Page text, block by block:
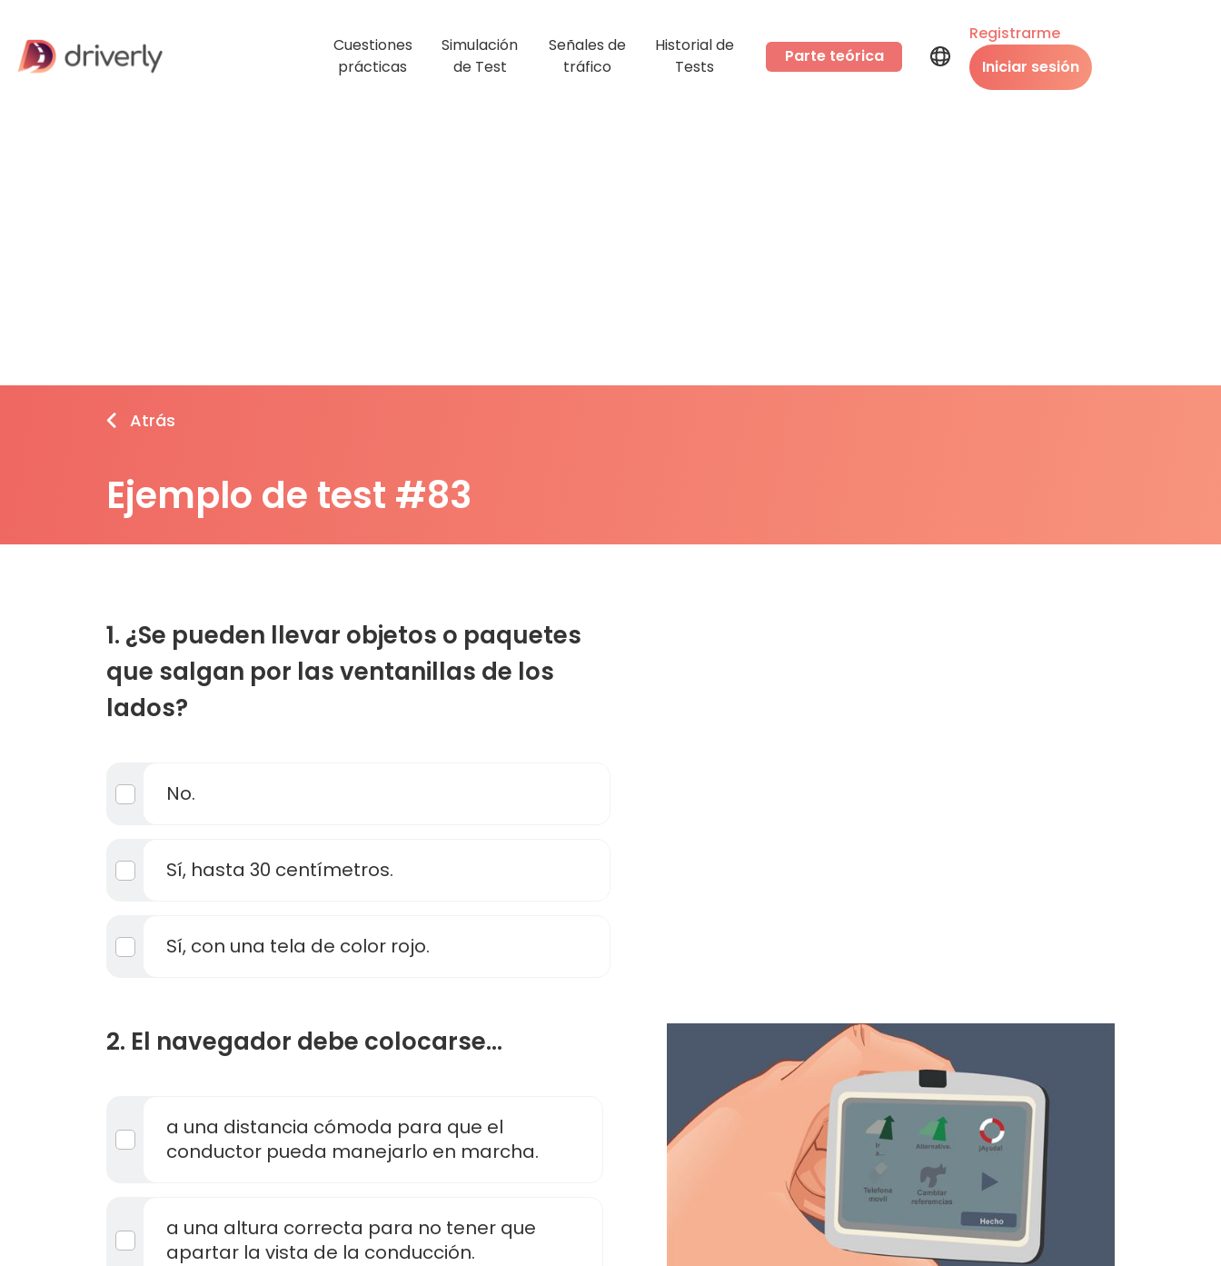
Cuestiones
prácticas
Simulación
de Test
Señales de
tráfico
Historial de
Tests
Parte teórica
Registrarme
Iniciar sesión
Atrás
Ejemplo de test #83
1. ¿Se pueden llevar objetos o paquetes
que salgan por las ventanillas de los
lados?
No.
Sí, hasta 30 centímetros.
Sí, con una tela de color rojo.
2. El navegador debe colocarse...
a una distancia cómoda para que el
conductor pueda manejarlo en marcha.
a una altura correcta para no tener que
apartar la vista de la conducción.